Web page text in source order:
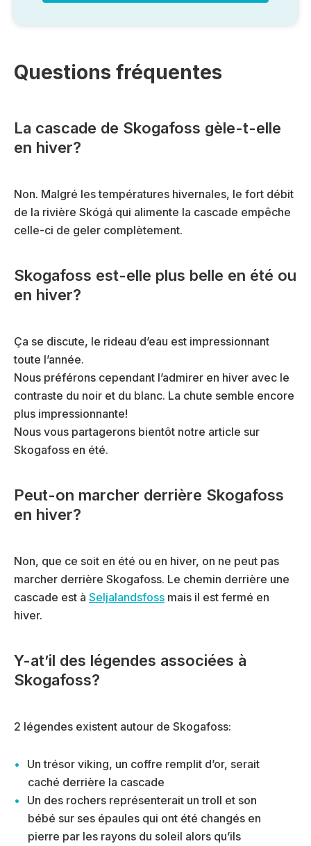
Questions fréquentes
La cascade de Skogafoss gèle-t-elle
en hiver?
Non. Malgré les températures hivernales, le fort débit
de la rivière Skógá qui alimente la cascade empêche
celle-ci de geler complètement.
Skogafoss est-elle plus belle en été ou
en hiver?
Ça se discute, le rideau d’eau est impressionnant
toute l’année.
Nous préférons cependant l’admirer en hiver avec le
contraste du noir et du blanc. La chute semble encore
plus impressionnante!
Nous vous partagerons bientôt notre article sur
Skogafoss en été.
Peut-on marcher derrière Skogafoss
en hiver?
Non, que ce soit en été ou en hiver, on ne peut pas
marcher derrière Skogafoss. Le chemin derrière une
cascade est à Seljalandsfoss mais il est fermé en
hiver.
Y-at’il des légendes associées à
Skogafoss?
2 légendes existent autour de Skogafoss:
Un trésor viking, un coffre remplit d’or, serait
caché derrière la cascade
Un des rochers représenterait un troll et son
bébé sur ses épaules qui ont été changés en
pierre par les rayons du soleil alors qu’ils